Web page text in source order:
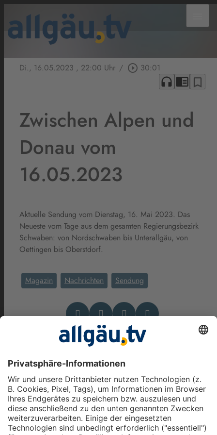
Di., 16.05.2023 , 22:00 Uhr / play_circle_outline 30:01
headphones chrome_reader_mode bookmark_border
Zwischen Alpen und
Donau vom
16.05.2023
Aktuelle Sendung vom Dienstag, 16. Mai 2023. Das
Neueste vom Tage aus dem gesamten Regierungsbezirk
Schwaben: von Nordschwaben bis Unterallgäu, von
Oettingen bis Oberstdorf.
Magazin Nachrichten Sendung
Das könnte Dich auch
interessieren
Daniel Stoppel mit den
allgäu.tv Nachrichten -